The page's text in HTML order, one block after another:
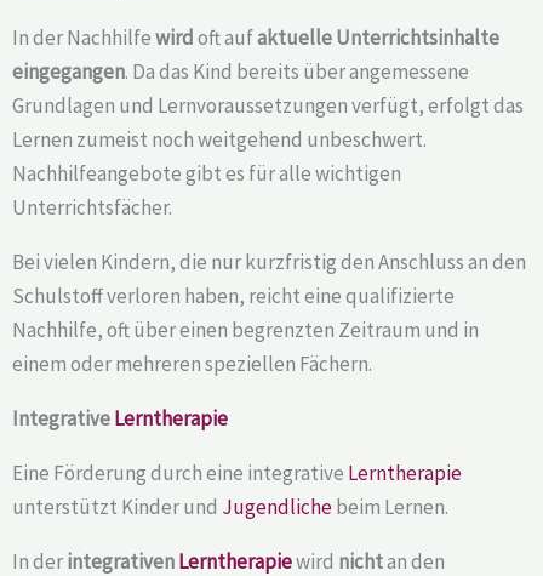
In der Nachhilfewirdoft aufaktuelle Unterrichtsinhalte
eingegangen. Da das Kind bereits über angemessene
Grundlagen und Lernvoraussetzungen verfügt, erfolgt das
Lernen zumeist noch weitgehend unbeschwert.
Nachhilfeangebote gibt es für alle wichtigen
Unterrichtsfächer.
Bei vielen Kindern, die nur kurzfristig den Anschluss an den
Schulstoff verloren haben, reicht eine qualifizierte
Nachhilfe, oft über einen begrenzten Zeitraum und in
einem oder mehreren speziellen Fächern.
IntegrativeLerntherapie
Eine Förderung durch eine integrative Lerntherapie
unterstützt Kinder und Jugendlichebeim Lernen.
In derintegrativenLerntherapiewird nichtan den